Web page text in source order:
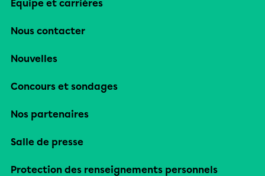
Équipe et carrières
Nous contacter
Nouvelles
Concours et sondages
Nos partenaires
Salle de presse
Protection des renseignements personnels